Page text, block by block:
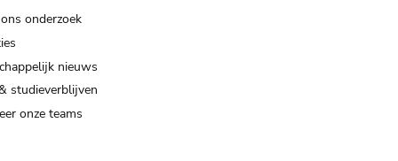
onderzoek
nieuws
studieverblijven
onze teams